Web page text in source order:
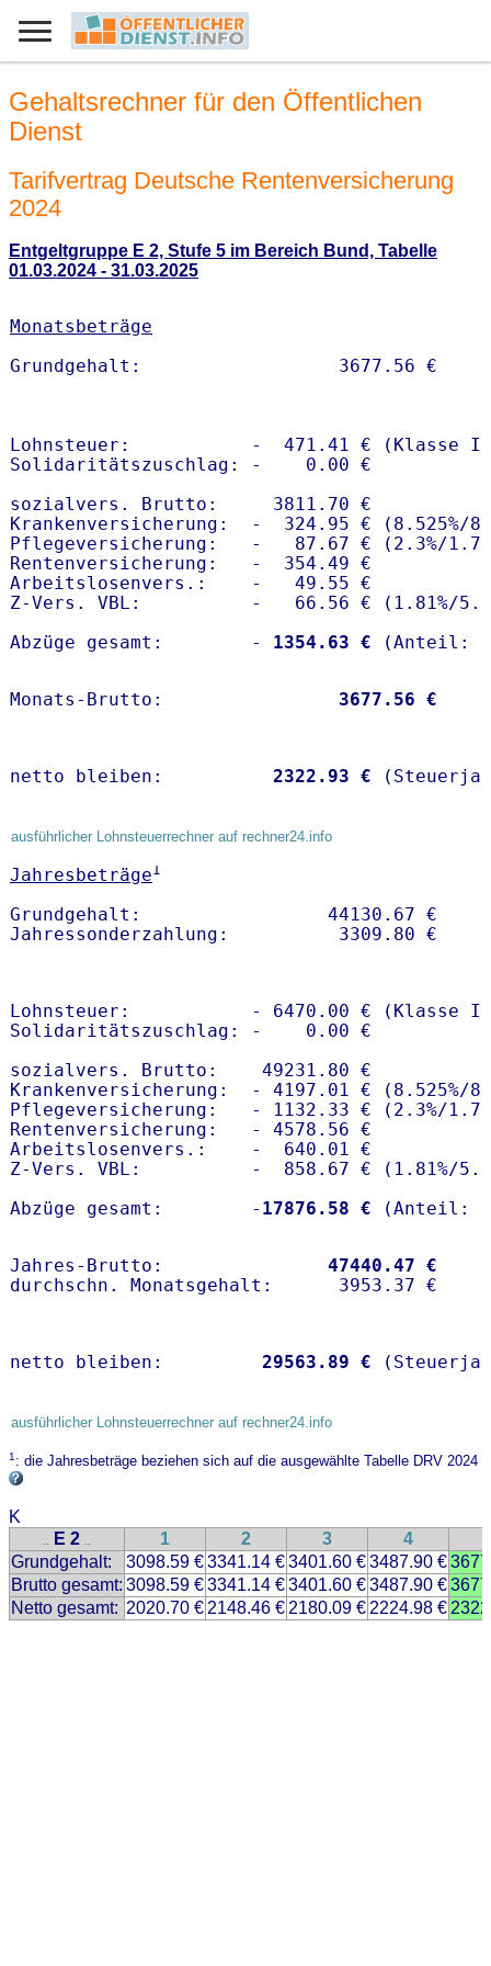
Gehaltsrechner für den Öffentlichen
Dienst
Tarifvertrag Deutsche Rentenversicherung
2024
Entgeltgruppe E 2, Stufe 5 im Bereich Bund, Tabelle
01.03.2024 - 31.03.2025
Monatsbeträge
Lohnsteuer:           -  471.41 € (Klasse I)
Solidaritätszuschlag: -    0.00 €
sozialvers. Brutto:     3811.70 €
Krankenversicherung:  -  324.95 € (8.525%/
Pflegeversicherung:   -   87.67 € (2.3%/
Rentenversicherung:   -  354.49 €
Arbeitslosenvers.:    -   49.55 €
Z-Vers. VBL:          -   66.56 € ( 1.81%/
Abzüge gesamt:        -
1354.63 €
Monats-Brutto: 3677.56 €
netto bleiben: 2322.93 €
ausführlicher Lohnsteuerrechner auf rechner24.info
Jahresbeträge1
Grundgehalt:                 44130.67 €
Lohnsteuer:           - 6470.00 € (Klasse I)
Solidaritätszuschlag: -    0.00 €
sozialvers. Brutto:    49231.80 €
Krankenversicherung:  - 4197.01 € (8.525%/
Pflegeversicherung:   - 1132.33 € (2.3%/
Rentenversicherung:   - 4578.56 €
Arbeitslosenvers.:    -  640.01 €
Z-Vers. VBL:          -  858.67 € ( 1.81%/
Abzüge gesamt:        - 17876.58 €
Jahres-Brutto: 47440.47 €
netto bleiben: 29563.89 €
ausführlicher Lohnsteuerrechner auf rechner24.info
1: die Jahresbeträge beziehen sich auf die ausgewählte Tabelle DRV 2024
K
.. E 2 .. 1 2 3 4
Grundgehalt:
3098.59 €3341.14 €3401.60 €3487.90 €
Brutto gesamt: 3098.59 €3341.14 €3401.60 €3487.90 €
Netto gesamt: 2020.70 € 2148.46 € 2180.09 € 2224.98 €